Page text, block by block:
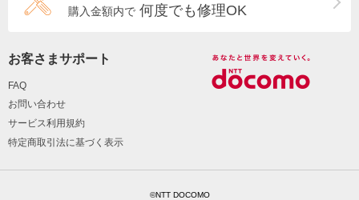
購入金額内で 何度でも修理OK
お客さまサポート
FAQ
お問い合わせ
サービス利用規約
特定商取引法に基づく表示
©NTT DOCOMO